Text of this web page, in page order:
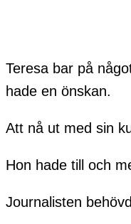
Teresa bar på
hade en önskan.
Att nå ut med sin
Hon hade till och
Journalisten